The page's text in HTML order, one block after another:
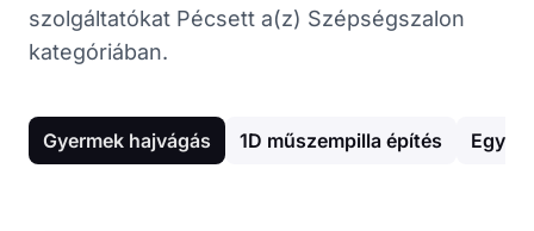
szolgáltatókat Pécsett a(z) Szépségszalon
kategóriában.
Gyermek hajvágás 1D műszempilla építés Egyéb